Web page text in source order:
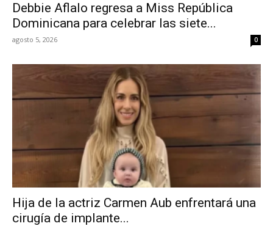
Debbie Aflalo regresa a Miss República
Dominicana para celebrar las siete...
agosto 5, 2026 0
Hija de la actriz Carmen Aub enfrentará una
cirugía de implante...